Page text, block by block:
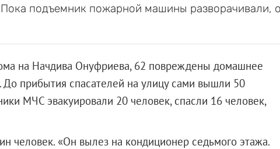
подъемник пожарной машины разворачивали,
на Начдива Онуфриева, 62 повреждены домашнее
До прибытия спасателей на улицу сами вышли 50
МЧС эвакуировали 20 человек, спасли 16 человек,
человек. «Он вылез на кондиционер седьмого этажа.